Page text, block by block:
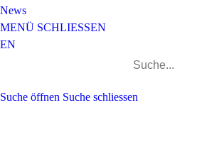
News
MENÜ SCHLIESSEN
EN
Suche öffnen Suche schliessen